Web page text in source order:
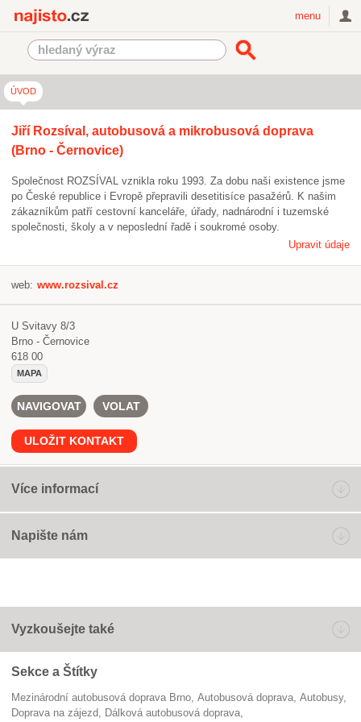
menu
ÚVOD
Jiří Rozsíval, autobusová a mikrobusová doprava
(Brno - Černovice)
Společnost ROZSÍVAL vznikla roku 1993. Za dobu naši existence jsme
po České republice i Evropě přepravili desetitisíce pasažérů. K našim
zákazníkům patří cestovní kanceláře, úřady, nadnárodní i tuzemské
společnosti, školy a v neposlední řadě i soukromé osoby.
Upravit údaje
web: www.rozsival.cz
U Svitavy 8/3
Brno - Černovice
618 00
MAPA
NAVIGOVAT VOLAT
ULOŽIT KONTAKT
Více informací
Napište nám
Vyzkoušejte také
Sekce a Štítky
Mezinárodní autobusová doprava Brno Autobusová doprava
autobusy
doprava na zájezd
dálková autobusová doprava